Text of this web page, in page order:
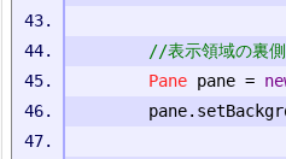
//表示領域の裏側
Pane pane =
		pane
.